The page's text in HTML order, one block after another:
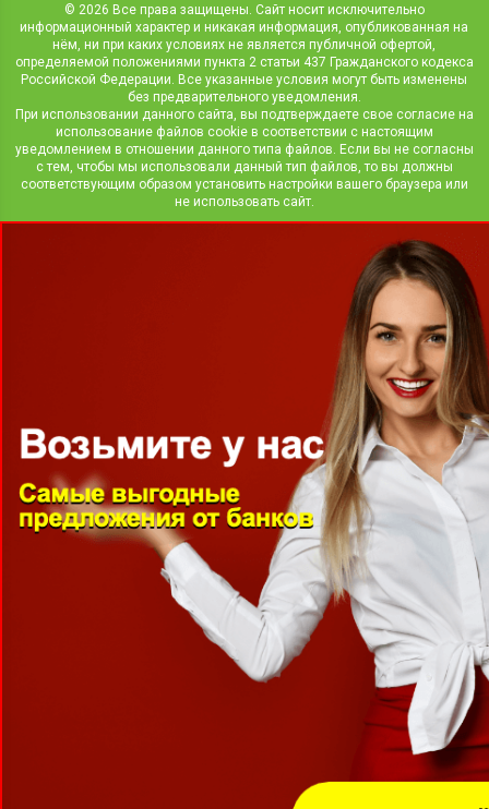
© 2026 Все права защищены. Сайт носит исключительно
информационный характер и никакая информация, опубликованная на
нём, ни при каких условиях не является публичной офертой,
определяемой положениями пункта 2 статьи 437 Гражданского кодекса
Российской Федерации. Все указанные условия могут быть изменены
без предварительного уведомления.
При использовании данного сайта, вы подтверждаете свое согласие на
использование файлов cookie в соответствии с настоящим
уведомлением в отношении данного типа файлов. Если вы не согласны
с тем, чтобы мы использовали данный тип файлов, то вы должны
соответствующим образом установить настройки вашего браузера или
не использовать сайт.